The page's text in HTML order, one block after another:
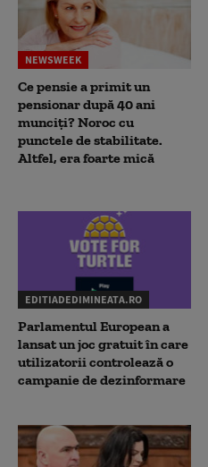
NEWSWEEK
Ce pensie a primit un
pensionar după 40 ani
munciți? Noroc cu
punctele de stabilitate.
Altfel, era foarte mică
EDITIADEDIMINEATA.RO
Parlamentul European a
lansat un joc gratuit în care
utilizatorii controlează o
campanie de dezinformare